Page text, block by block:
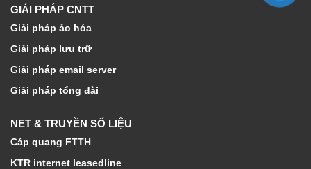
GIẢI PHÁP CNTT
Giải pháp ảo hóa
Giải pháp lưu trữ
Giải pháp email server
Giải pháp tổng đài
NET & TRUYỀN SỐ LIỆU
Cáp quang FTTH
KTR internet leasedline